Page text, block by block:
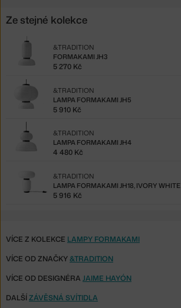
Ze stejné kolekce
FORMAKAMI JH3
&TRADITION
5 270 Kč
LAMPA FORMAKAMI JH5
&TRADITION
5 910 Kč
LAMPA FORMAKAMI JH4
&TRADITION
4 480 Kč
LAMPA FORMAKAMI JH18, IVORY WHITE
&TRADITION
5 916 Kč
VÍCE Z KOLEKCE LAMPY FORMAKAMI
VÍCE OD ZNAČKY&TRADITION
VÍCE OD DESIGNÉRA JAIME HAYÓN
DALŠÍZÁVĚSNÁ SVÍTIDLA